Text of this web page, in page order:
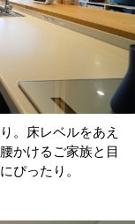
。床レベルをあえ
かけるご家族と目
ぴったり。